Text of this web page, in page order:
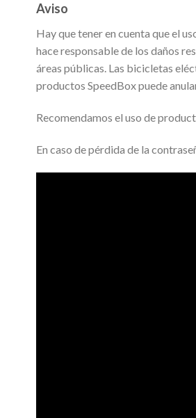
Aviso
Hay que tener en cuenta que el
hace responsable de los daños
áreas públicas. Las bicicletas
productos SpeedBox puede
Recomendamos el uso de
En caso de pérdida de la